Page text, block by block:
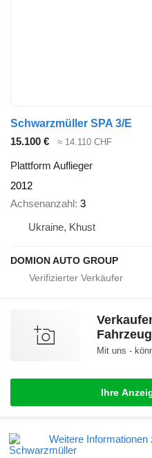
Schwarzmüller SPA 3/E
15.100 €
≈ 14.110 CHF
Plattform Auflieger
2012
Achsenanzahl 3
Ukraine, Khust
DOMION AUTO GROUP
Mit uns -
Ihre
Weitere